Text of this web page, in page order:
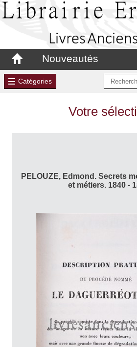
Nouveautés
Catégories
Votre
PELOUZE, Edmond. Secrets
et métiers. 1840 -